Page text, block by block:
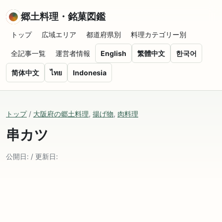
郷土料理・銘菓図鑑
トップ 広域エリア 都道府県別 料理カテゴリー別
全記事一覧 運営者情報 English 繁體中文 한국어
简体中文 ไทย Indonesia
トップ/ 大阪府の郷土料理, 揚げ物, 肉料理
串カツ
公開日: / 更新日: